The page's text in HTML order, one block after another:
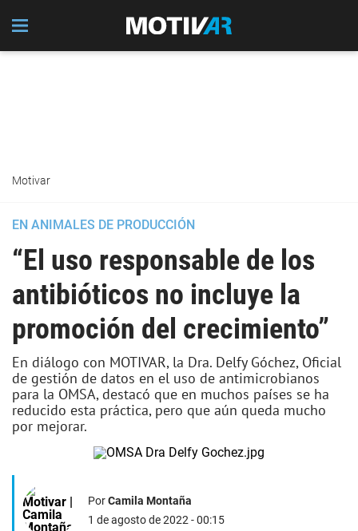
Motivar
EN ANIMALES DE PRODUCCIÓN
“El uso responsable de los
antibióticos no incluye la
promoción del crecimiento”
En diálogo con MOTIVAR, la Dra. Delfy Góchez, Oficial
de gestión de datos en el uso de antimicrobianos
para la OMSA, destacó que en muchos países se ha
reducido esta práctica, pero que aún queda mucho
por mejorar.
PorCamila Montaña
1 de agosto de 2022 - 00:15